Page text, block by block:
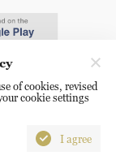
16A
of cookies, revised
cookie settings
I agree